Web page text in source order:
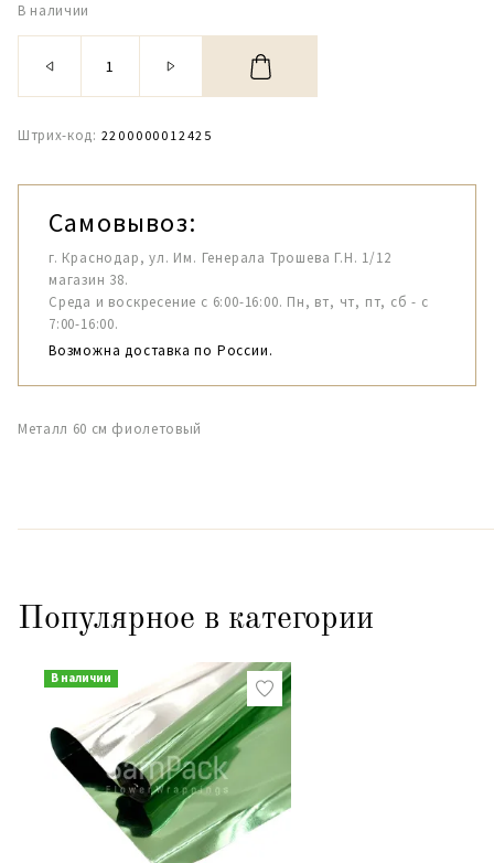
В наличии
Штрих-код: 2200000012425
Самовывоз:
г. Краснодар, ул. Им. Генерала Трошева Г.Н. 1/12
магазин 38.
Среда и воскресение с 6:00-16:00. Пн, вт, чт, пт, сб - с
7:00-16:00.
Возможна доставка по России.
Металл 60 см фиолетовый
Популярное в категории
В наличии